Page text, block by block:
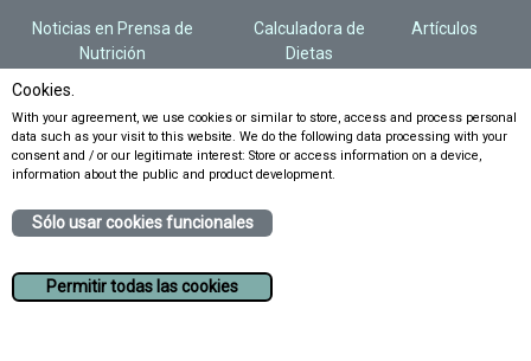
Noticias en Prensa de
Nutrición
Calculadora de
Dietas
Artículos
Cookies.
With your agreement, we use cookies or similar to store, access and process personal
data such as your visit to this website. We do the following data processing with your
consent and / or our legitimate interest: Store or access information on a device,
information about the public and product development.
Sólo usar cookies funcionales
Permitir todas las cookies